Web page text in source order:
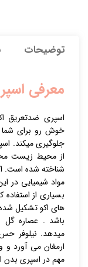
توضیحات
معرفی
اسپری ضدتعریق
خوش رو برای شما
جلوگیری میکند.
از محیط زیست
شناخته شده است.
مواد شیمیایی در
بسیاری از
های اکو تشکیل شده
باشد . عصاره گل
میدهد. نیلوفر
ارمغان می آورد و
مهم در اسپری بدن